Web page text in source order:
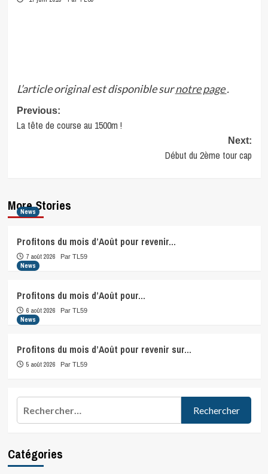
L’article original est disponible surnotre page.
Post
navigation
Previous:
La tête de course au 1500m !
Next:
Début du 2ème tour cap
More Stories
News
Profitons du mois d’Août pour revenir…
7 août 2026 Par TL59
News
Profitons du mois d’Août pour…
6 août 2026 Par TL59
News
Profitons du mois d’Août pour revenir sur…
5 août 2026 Par TL59
Catégories